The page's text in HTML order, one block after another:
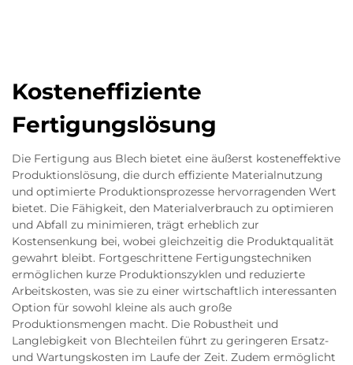
Kosteneffiziente
Fertigungslösung
Die Fertigung aus Blech bietet eine äußerst kosteneffektive
Produktionslösung, die durch effiziente Materialnutzung
und optimierte Produktionsprozesse hervorragenden Wert
bietet. Die Fähigkeit, den Materialverbrauch zu optimieren
und Abfall zu minimieren, trägt erheblich zur
Kostensenkung bei, wobei gleichzeitig die Produktqualität
gewahrt bleibt. Fortgeschrittene Fertigungstechniken
ermöglichen kurze Produktionszyklen und reduzierte
Arbeitskosten, was sie zu einer wirtschaftlich interessanten
Option für sowohl kleine als auch große
Produktionsmengen macht. Die Robustheit und
Langlebigkeit von Blechteilen führt zu geringeren Ersatz-
und Wartungskosten im Laufe der Zeit. Zudem ermöglicht